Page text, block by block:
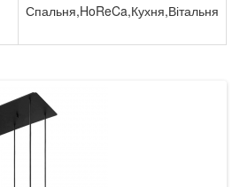
Спальня,HoReCa,Кухня,Вітальня